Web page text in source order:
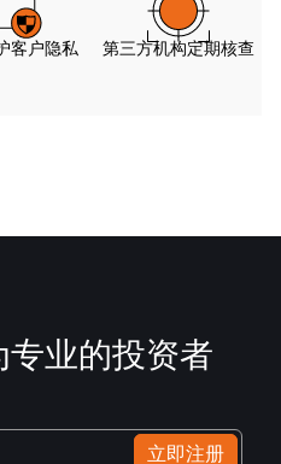
客户隐私 第三方机构定期核查
业的投资者
立即注册